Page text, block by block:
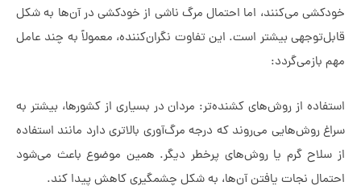
می‌کنند، اما احتمال مرگ ناشی از خودکشی در آن‌ها به شکل
بیشتر است. این تفاوت نگران‌کننده، معمولاً به چند عامل
از روش‌های کشنده‌تر: مردان در بسیاری از کشورها، بیشتر به
می‌روند که درجه مرگ‌آوری بالاتری دارد مانند استفاده
گرم یا روش‌های پرخطر دیگر. همین موضوع باعث می‌شود
نجات یافتن آن‌ها، به شکل چشمگیری کاهش پیدا کند.